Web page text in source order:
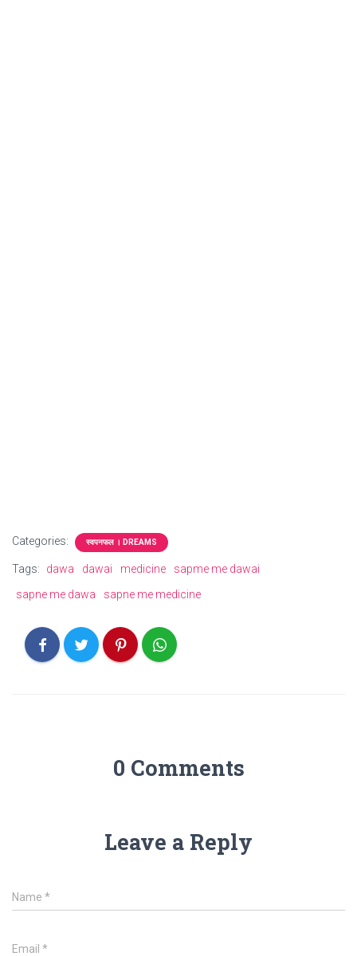
Categories: स्वपनफल । DREAMS
Tags: dawa dawai medicine
sapme me dawai
sapne me dawa
sapne me medicine
0 Comments
Leave a Reply
Name *
Email *